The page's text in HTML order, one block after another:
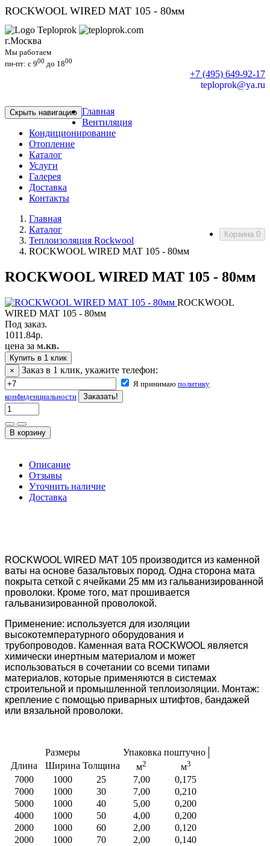
ROCKWOOL WIRED MAT 105 - 80мм
г.Москва
Мы работаем
пн-пт: c 900 до 1800
+7 (495) 649-92-17
teploprok@ya.ru
Скрыть навигацию Главная
Вентиляция
Кондиционирование
Отопление
Каталог
Услуги
Галерея
Доставка
Контакты
Корзина 0
Главная
Каталог
Теплоизоляция Rockwool
ROCKWOOL WIRED MAT 105 - 80мм
ROCKWOOL WIRED MAT 105 - 80мм
ROCKWOOL
WIRED MAT 105 - 80мм
Под заказ.
1011.84р.
цена за м.кв.
Купить в 1 клик
×
Заказ в 1 клик, укажите телефон:
Я принимаю политику
конфиденциальности
Описание
Отзывы
Уточнить наличие
Доставка
ROCKWOOL WIRED MAT 105 производится из каменной
ваты на основе базальтовых пород. Одна сторона мата
покрыта сеткой с ячейками 25 мм из гальванизированной
проволоки. Кроме того, мат прошивается
гальванизированной проволокой.
Применение: используется для изоляции
высокотемпературного оборудования и
трубопроводов. Каменная вата ROCKWOOL является
химически инертным материалом и может
использоваться в сочетании со всеми типами
материалов, которые применяются в системах
строительной и промышленной теплоизоляции. Монтаж:
крепление с помощью приварных штифтов, бандажей
или вязальной проволоки.
Размеры
Упаковка поштучно
Длина
Ширина Толщина м2 м3
7000 1000 25 7,00
0,175
7000
1000 30 7,00
0,210
5000
1000 40 5,00
0,200
4000
1000 50 4,00
0,200
2000
1000 60 2,00
0,120
2000
1000 70 2,00
0,140